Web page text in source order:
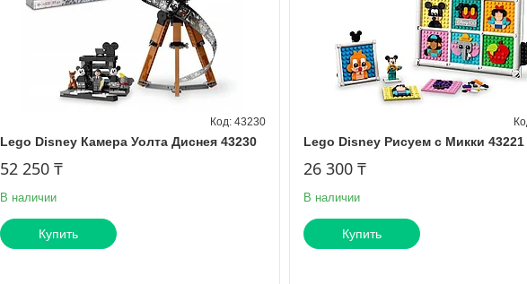
Lego Disney Камера Уолта Диснея 43230
43230
52 250 ₸
В наличии
Купить
Lego Disney Рисуем с Микки 43221
26 300 ₸
В наличии
Купить